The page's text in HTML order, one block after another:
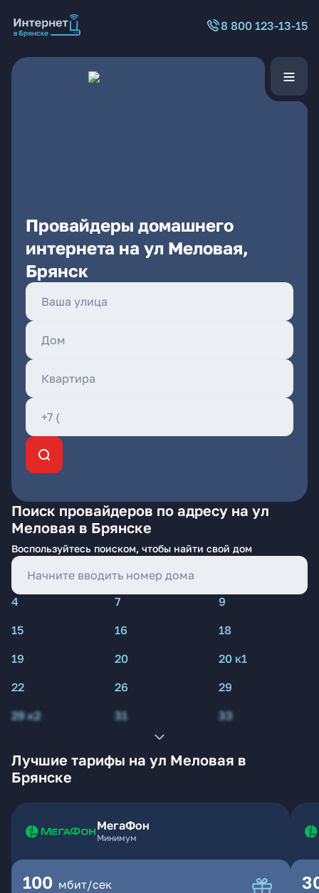
8 800 123-13-15
Провайдеры домашнего
интернета на ул Меловая,
Брянск
Поиск провайдеров по адресу на ул
Меловая в Брянске
Воспользуйтесь поиском, чтобы найти свой дом
4 7
9
15
16
18
19
20
20 к1
22
26
29
29 к2
31 33
Лучшие тарифы на ул Меловая в
Брянске
МегаФон
Минимум
100 мбит/сек